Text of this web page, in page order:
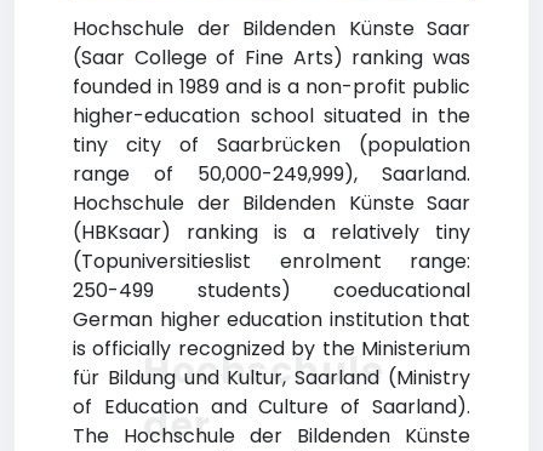
Hochschule der Bildenden Künste Saar
(Saar College of Fine Arts) ranking was
founded in 1989 and is a non-profit public
higher-education school situated in the
tiny city of Saarbrücken (population
range of 50,000-249,999), Saarland.
Hochschule der Bildenden Künste Saar
(HBKsaar) ranking is a relatively tiny
(Topuniversitieslist enrolment range:
250-499 students) coeducational
German higher education institution that
is officially recognized by the Ministerium
für Bildung und Kultur, Saarland (Ministry
of Education and Culture of Saarland).
The Hochschule der Bildenden Künste
Hochschule
der